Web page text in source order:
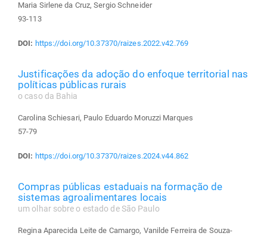
Maria Sirlene da Cruz, Sergio Schneider
93-113
DOI: https://doi.org/10.37370/raizes.2022.v42.769
Justificações da adoção do enfoque territorial nas
políticas públicas rurais
o caso da Bahia
Carolina Schiesari, Paulo Eduardo Moruzzi Marques
57-79
DOI: https://doi.org/10.37370/raizes.2024.v44.862
Compras públicas estaduais na formação de
sistemas agroalimentares locais
um olhar sobre o estado de São Paulo
Regina Aparecida Leite de Camargo, Vanilde Ferreira de Souza-